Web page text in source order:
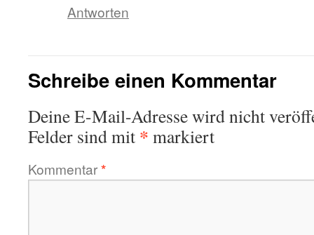
Antworten
Schreibe einen Kommentar
Deine E-Mail-Adresse wird nicht
Felder sind mit * markiert
Kommentar*